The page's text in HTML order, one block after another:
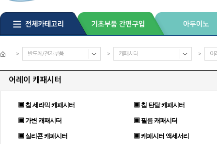
> 반도체/전자부품 > 캐패시터 > 어
어레이 캐패시터
▣ 칩 세라믹 캐패시터 ▣ 칩 탄탈 캐패시터
▣ 가변 캐패시터 ▣ 필름 캐패시터
▣ 실리콘 캐패시터 ▣ 캐패시터 액세서리